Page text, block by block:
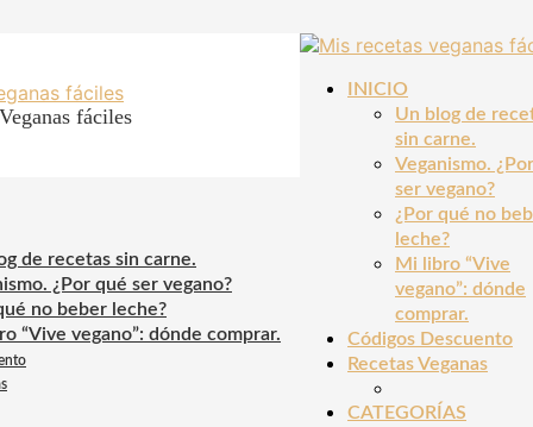
fáciles
de recetas sin carne.
¿Por qué ser vegano?
no beber leche?
“Vive vegano”: dónde comprar.
INICIO
Un blog de
sin carne.
Veganismo.
ser vegano?
¿Por qué no
leche?
Mi libro “Vive
vegano”: dónde
comprar.
Códigos Descuento
Recetas Veganas
CATEGORÍAS